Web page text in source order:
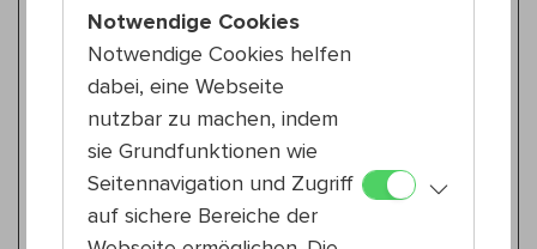
10:30 — 11:30
15., Reithofferpark
LEMOUR – Physical Theatre
Imagine – A Modern Mime Tale
Kabarett
18:30 — 19:30
Notwendige Cookies
Notwendige Cookies helfen
dabei, eine Webseite
nutzbar zu machen, indem
sie Grundfunktionen wie
Seitennavigation und Zugriff
auf sichere Bereiche der